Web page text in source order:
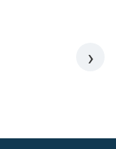
›